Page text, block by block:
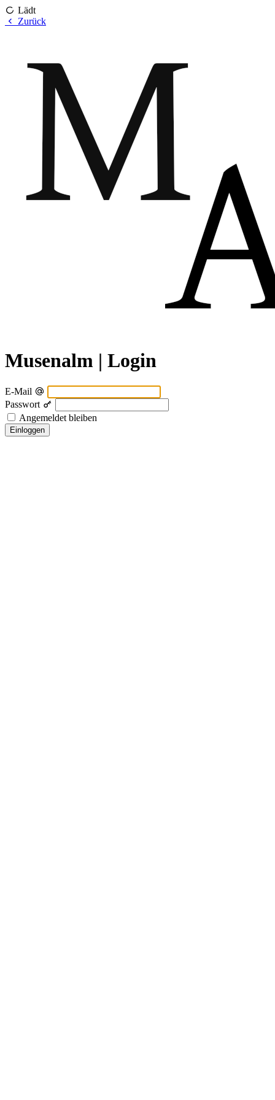
Lädt
Zurück
Musenalm | Login
E-Mail
Passwort
Angemeldet bleiben
Einloggen